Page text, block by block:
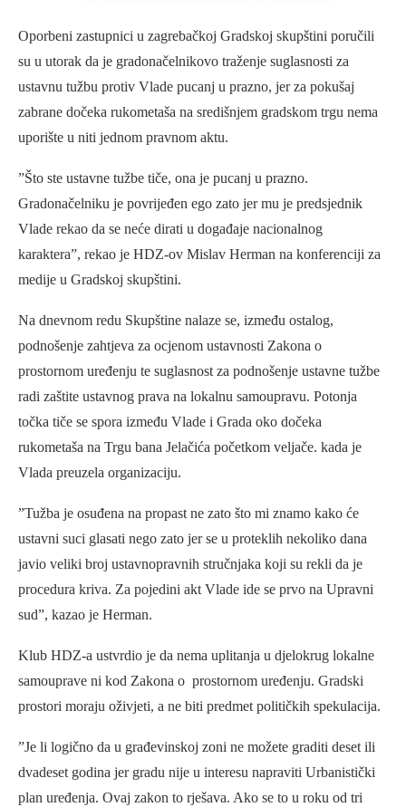
Oporbeni zastupnici u zagrebačkoj Gradskoj skupštini poručili
su u utorak da je gradonačelnikovo traženje suglasnosti za
ustavnu tužbu protiv Vlade pucanj u prazno, jer za pokušaj
zabrane dočeka rukometaša na središnjem gradskom trgu nema
uporište u niti jednom pravnom aktu.
”Što ste ustavne tužbe tiče, ona je pucanj u prazno.
Gradonačelniku je povrijeđen ego zato jer mu je predsjednik
Vlade rekao da se neće dirati u događaje nacionalnog
karaktera”, rekao je HDZ-ov Mislav Herman na konferenciji za
medije u Gradskoj skupštini.
Na dnevnom redu Skupštine nalaze se, između ostalog,
podnošenje zahtjeva za ocjenom ustavnosti Zakona o
prostornom uređenju te suglasnost za podnošenje ustavne tužbe
radi zaštite ustavnog prava na lokalnu samoupravu. Potonja
točka tiče se spora između Vlade i Grada oko dočeka
rukometaša na Trgu bana Jelačića početkom veljače. kada je
Vlada preuzela organizaciju.
”Tužba je osuđena na propast ne zato što mi znamo kako će
ustavni suci glasati nego zato jer se u proteklih nekoliko dana
javio veliki broj ustavnopravnih stručnjaka koji su rekli da je
procedura kriva. Za pojedini akt Vlade ide se prvo na Upravni
sud”, kazao je Herman.
Klub HDZ-a ustvrdio je da nema uplitanja u djelokrug lokalne
samouprave ni kod Zakona o prostornom uređenju. Gradski
prostori moraju oživjeti, a ne biti predmet političkih spekulacija.
”Je li logično da u građevinskoj zoni ne možete graditi deset ili
dvadeset godina jer gradu nije u interesu napraviti Urbanistički
plan uređenja. Ovaj zakon to rješava. Ako se to u roku od tri